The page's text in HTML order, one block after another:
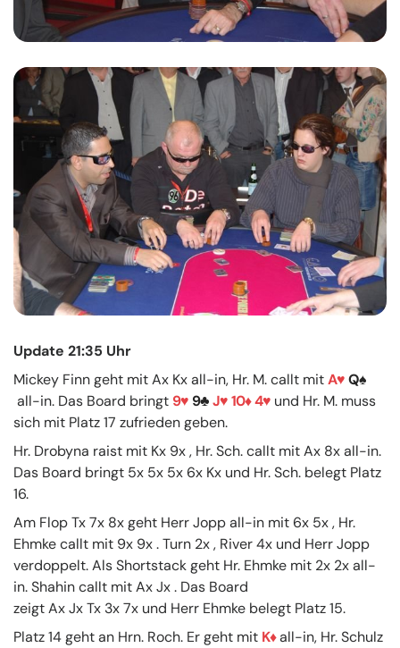
Update 21:35 Uhr
Mickey Finn geht mit Ax Kx all-in, Hr. M. callt mitA
Q
all-in. Das Board bringt 9 9 J 10 4
und Hr. M. muss
sich mit Platz 17 zufrieden geben.
Hr. Drobyna raist mit Kx 9x , Hr. Sch. callt mit Ax 8x all-in.
Das Board bringt 5x 5x 5x 6x Kx und Hr. Sch. belegt Platz
16.
Am Flop Tx 7x 8x geht Herr Jopp all-in mit 6x 5x , Hr.
Ehmke callt mit 9x 9x . Turn 2x , River 4x und Herr Jopp
verdoppelt. Als Shortstack geht Hr. Ehmke mit 2x 2x all-
in. Shahin callt mit Ax Jx . Das Board
zeigt Ax Jx Tx 3x 7x und Herr Ehmke belegt Platz 15.
Platz 14 geht an Hrn. Roch. Er geht mit K all-in, Hr. Schulz